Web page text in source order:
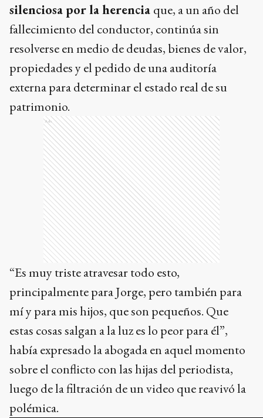
silenciosa por la herencia que, a un año del
fallecimiento del conductor, continúa sin
resolverse en medio de deudas, bienes de valor,
propiedades y el pedido de una auditoría
externa para determinar el estado real de su
patrimonio.
Ads
“Es muy triste atravesar todo esto,
principalmente para Jorge, pero también para
mí y para mis hijos, que son pequeños. Que
estas cosas salgan a la luz es lo peor para él”,
había expresado la abogada en aquel momento
sobre el conflicto con las hijas del periodista,
luego de la filtración de un video que reavivó la
polémica.